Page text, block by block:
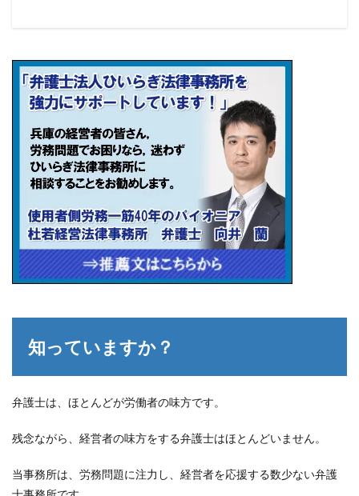
知っていますか？
弁護士は、ほとんどが労働者の味方です。
残念ながら、経営者の味方をする弁護士はほとんどいません。
当事務所は、労務問題に注力し、経営者を応援する数少ない弁護